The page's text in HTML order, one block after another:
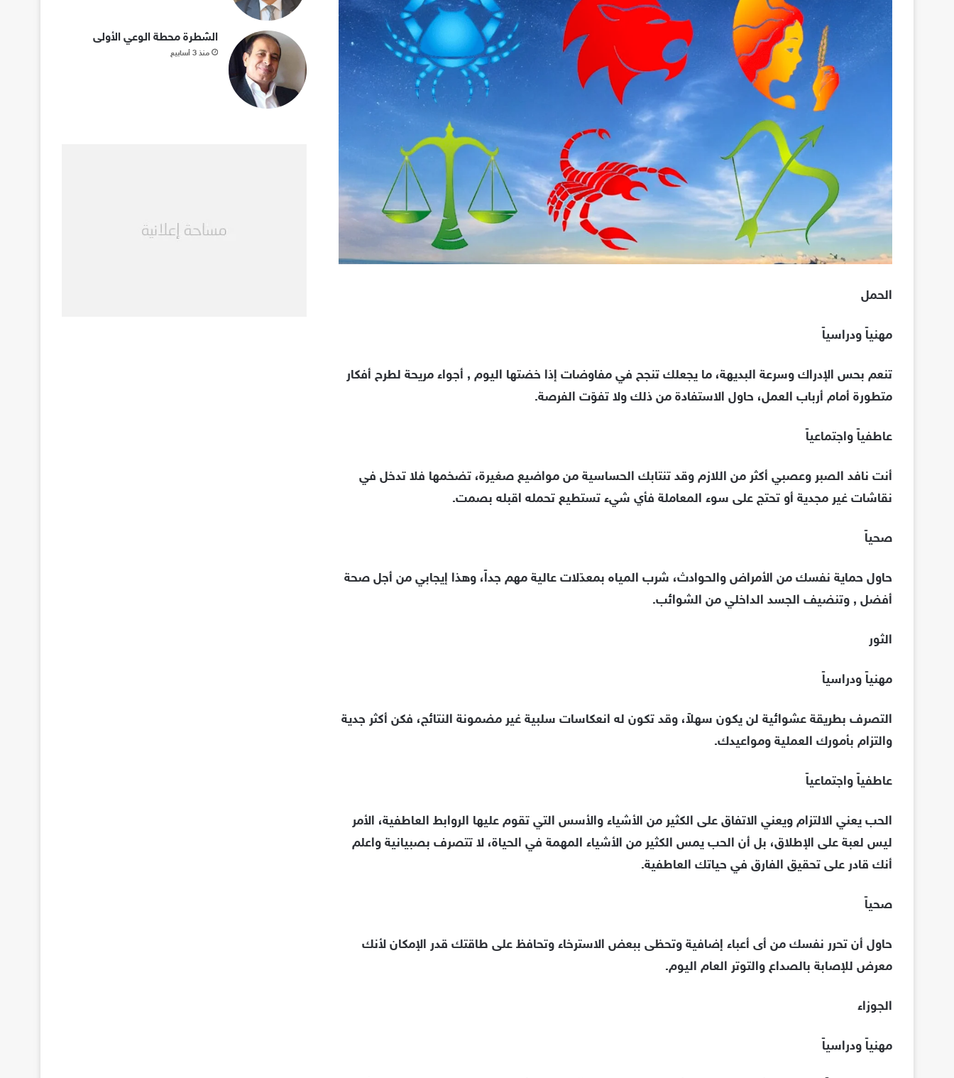
الحمل
مهنياً ودراسياً
تنعم بحس الإدراك وسرعة البديهة، ما يجعلك تنجح في مفاوضات إذا خضتها اليوم , أجواء مريحة لطرح أفكار
متطورة أمام أرباب العمل، حاول الاستفادة من ذلك ولا تفوّت الفرصة.
عاطفياً واجتماعياً
أنت نافد الصبر وعصبي أكثر من اللازم وقد تنتابك الحساسية من مواضيع صغيرة، تضخمها فلا تدخل في
نقاشات غير مجدية أو تحتج على سوء المعاملة فأي شيء تستطيع تحمله اقبله بصمت.
صحياً
حاول حماية نفسك من الأمراض والحوادث، شرب المياه بمعدّلات عالية مهم جداً، وهذا إيجابي من أجل صحة
أفضل , وتنضيف الجسد الداخلي من الشوائب.
الثور
مهنياً ودراسياً
التصرف بطريقة عشوائية لن يكون سهلاً، وقد تكون له انعكاسات سلبية غير مضمونة النتائج، فكن أكثر جدية
والتزام بأمورك العملية ومواعيدك.
عاطفياً واجتماعياً
الحب يعني الالتزام ويعني الاتفاق على الكثير من الأشياء والأسس التي تقوم عليها الروابط العاطفية، الأمر
ليس لعبة على الإطلاق، بل أن الحب يمس الكثير من الأشياء المهمة في الحياة، لا تتصرف بصبيانية واعلم
أنك قادر على تحقيق الفارق في حياتك العاطفية.
صحياً
حاول أن تحرر نفسك من أى أعباء إضافية وتحظى ببعض الاسترخاء وتحافظ على طاقتك قدر الإمكان لأنك
معرض للإصابة بالصداع والتوتر العام اليوم.
الجوزاء
مهنياً ودراسياً
الشطرة محطة الوعي الأولى
منذ 3 أسابيع